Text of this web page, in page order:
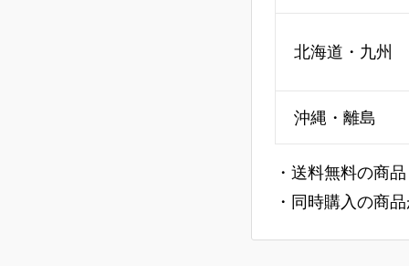
北海道・九州
沖縄・離島
・送料無料の商
・同時購入の商